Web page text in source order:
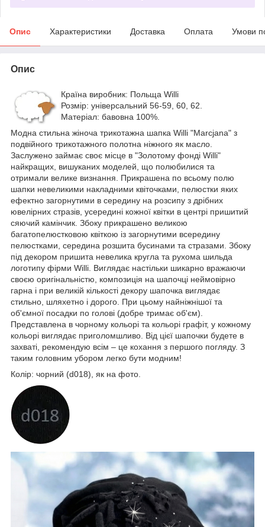
Опис Характеристики Доставка Оплата Умови
Опис
Країна виробник: Польща Willi
Розмір: універсальний 56-59, 60, 62.
Матеріал: бавовна 100%.
Модна стильна жіноча трикотажна шапка Willi "Marcjana" з
подвійного трикотажного полотна ніжного як масло.
Заслужено займає своє місце в "Золотому фонді Willi"
найкращих, вишуканих моделей, що полюбилися та
отримали велике визнання. Прикрашена по всьому полю
шапки невеликими накладними квіточками, пелюстки яких
ефектно загорнутими в середину на розсипу з дрібних
ювелірних стразів, усередині кожної квітки в центрі пришитий
сяючий камінчик. Збоку прикрашено великою
багатопелюстковою квіткою із загорнутими всередину
пелюстками, середина розшита бусинами та стразами. Збоку
під декором пришита невелика кругла та рухома шильда
логотипу фірми Willi. Виглядає настільки шикарно вражаючи
своєю оригінальністю, композиція на шапочці неймовірно
гарна і при великій кількості декору шапочка виглядає
стильно, шляхетно і дорого. При цьому найніжнішої та
об'ємної посадки по голові (добре тримає об'єм).
Представлена ​​в чорному кольорі та кольорі графіт, у кожному
кольорі виглядає приголомшливо. Від цієї шапочки будете в
захваті, рекомендую всім – це кохання з першого погляду. З
таким головним убором легко бути модним!
Колір: чорний (d018), як на фото.